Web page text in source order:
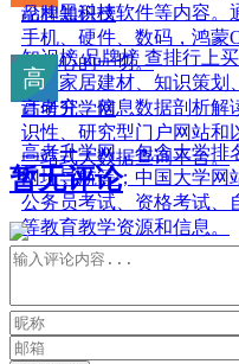
论和黑科技软件等内容。
手机、硬件、数码，鸿蒙
你关心的一切。
品牌知识榜
知识榜 品牌榜 查排行上
装修家居建材、知识策划
计研究、信息数据剖析解
识性、研究型门户网站和
一站式大数据查询平台。
高考升学网
高考升学网，包含大学排
网址导航等；中国大学网
公务员考试、资格考试、
等教育教学资源和信息。
暂无评论